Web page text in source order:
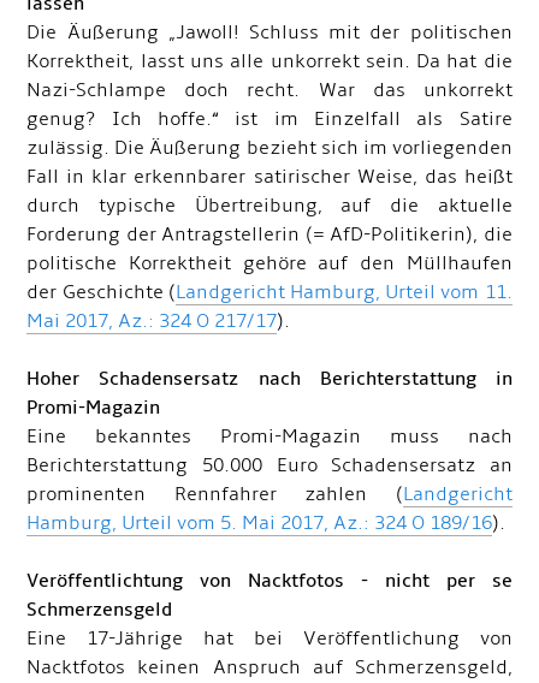
Die Äußerung „Jawoll! Schluss mit der politischen
Korrektheit, lasst uns alle unkorrekt sein. Da hat die
Nazi-Schlampe doch recht. War das unkorrekt
genug? Ich hoffe.“ ist im Einzelfall als Satire
zulässig. Die Äußerung bezieht sich im vorliegenden
Fall in klar erkennbarer satirischer Weise, das heißt
durch typische Übertreibung, auf die aktuelle
Forderung der Antragstellerin (= AfD-Politikerin), die
politische Korrektheit gehöre auf den Müllhaufen
der Geschichte (Landgericht Hamburg, Urteil vom 11.
Mai 2017, Az.: 324 O 217/17).
Hoher Schadensersatz nach Berichterstattung in
Promi-Magazin
Eine bekanntes Promi-Magazin muss nach
Berichterstattung 50.000 Euro Schadensersatz an
prominenten Rennfahrer zahlen (Landgericht
Hamburg, Urteil vom 5. Mai 2017, Az.: 324 O 189/16).
Veröffentlichtung von Nacktfotos - nicht per se
Schmerzensgeld
Eine 17-Jährige hat bei Veröffentlichung von
Nacktfotos keinen Anspruch auf Schmerzensgeld,